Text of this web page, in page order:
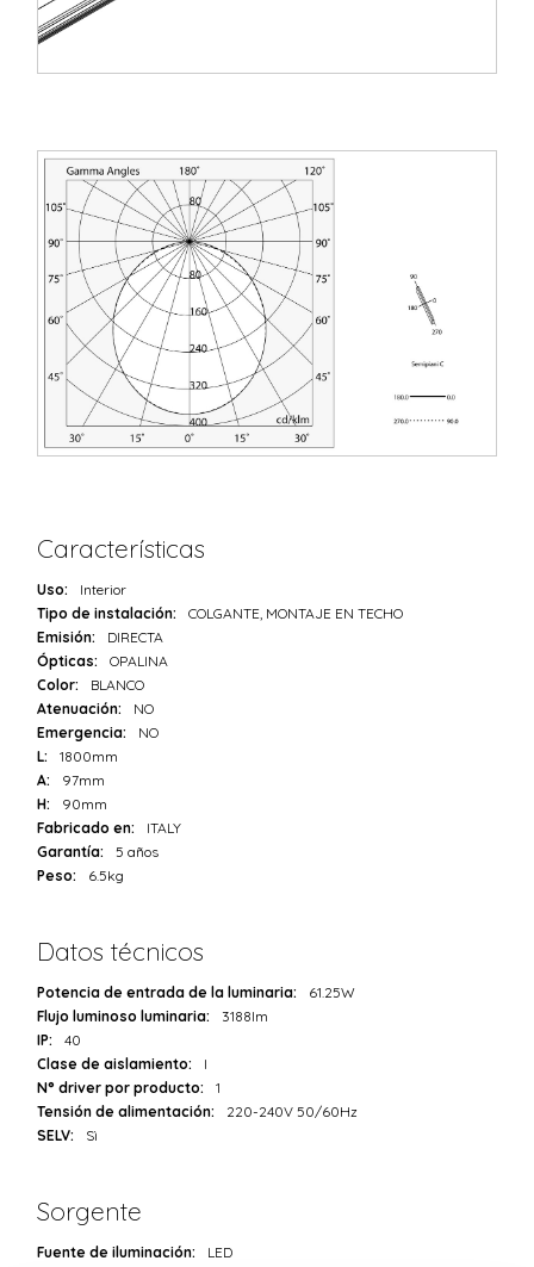
Características
Uso:
Interior
Tipo de instalación:
COLGANTE, MONTAJE EN TECHO
Emisión:
DIRECTA
Ópticas:
OPALINA
Color:
BLANCO
Atenuación:
NO
Emergencia:
NO
L:
1800mm
A:
97mm
H:
90mm
Fabricado en:
ITALY
Garantía:
5 años
Peso:
6.5kg
Datos técnicos
Potencia de entrada de la luminaria:
61.25W
Flujo luminoso luminaria:
3188lm
IP:
40
Clase de aislamiento:
I
N° driver por producto:
1
Tensión de alimentación:
220-240V 50/60Hz
SELV:
Sì
Sorgente
Fuente de iluminación:
LED